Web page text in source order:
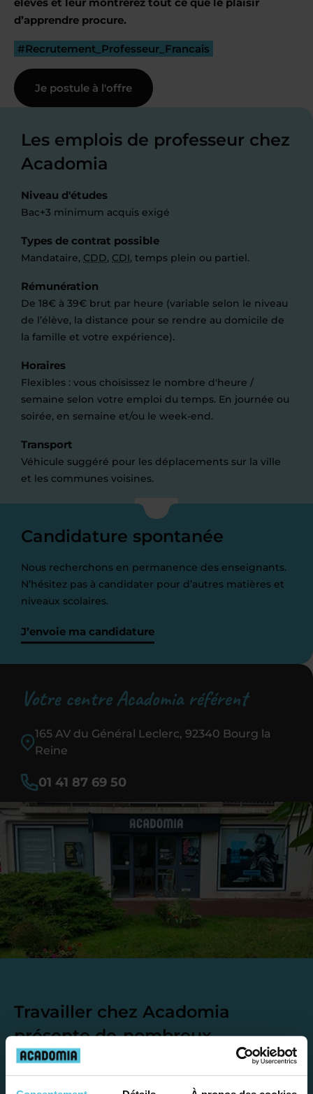
d’apprendre procure.
#Recrutement_Professeur_Francais
Je postule à l'offre
Les emplois de professeur chez
Acadomia
Niveau d'études
Bac+3 minimum acquis exigé
Types de contrat possible
Mandataire, CDD, CDI, temps plein ou partiel.
Rémunération
De 18€ à 39€ brut par heure (variable selon le niveau
de l’élève, la distance pour se rendre au domicile de
la famille et votre expérience).
Horaires
Flexibles : vous choisissez le nombre d'heure /
semaine selon votre emploi du temps. En journée ou
soirée, en semaine et/ou le week-end.
Transport
Véhicule suggéré pour les déplacements sur la ville
et les communes voisines.
Candidature spontanée
Nous recherchons en permanence des enseignants.
N’hésitez pas à candidater pour d’autres matières et
niveaux scolaires.
J’envoie ma candidature
Votre centre Acadomia référent
165 AV du Général Leclerc, 92340 Bourg la
Reine
01 41 87 69 50
Travailler chez Acadomia
présente denombreux
avantages